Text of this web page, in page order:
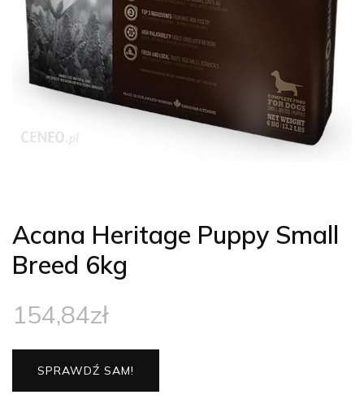
Acana Heritage Puppy Small
Breed 6kg
154,84zł
SPRAWDŹ SAM!